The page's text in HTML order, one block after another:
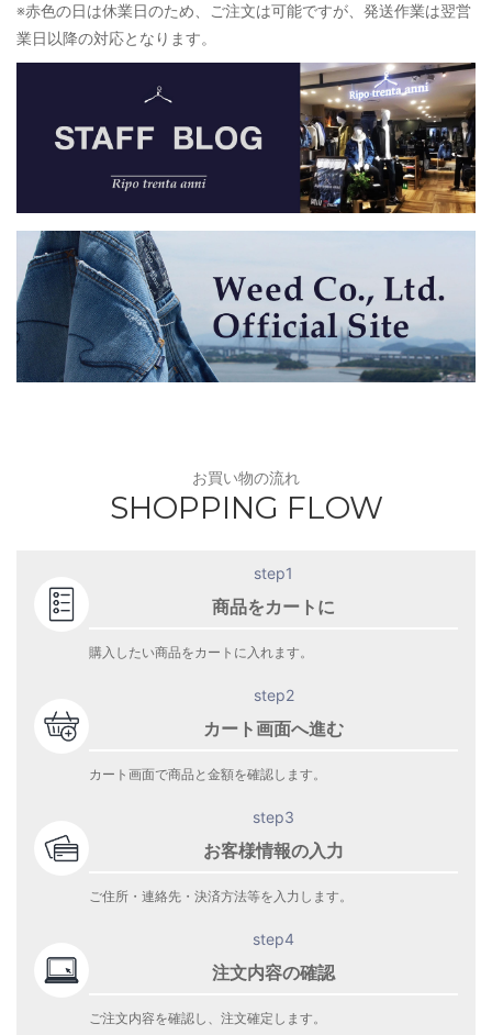
※赤色の日は休業日のため、ご注文は可能ですが、発送作業は翌営
業日以降の対応となります。
お買い物の流れ
SHOPPING FLOW
step1
商品をカートに
購入したい商品をカートに入れます。
step2
カート画面へ進む
カート画面で商品と金額を確認します。
step3
お客様情報の入力
ご住所・連絡先・決済方法等を入力します。
step4
注文内容の確認
ご注文内容を確認し、注文確定します。